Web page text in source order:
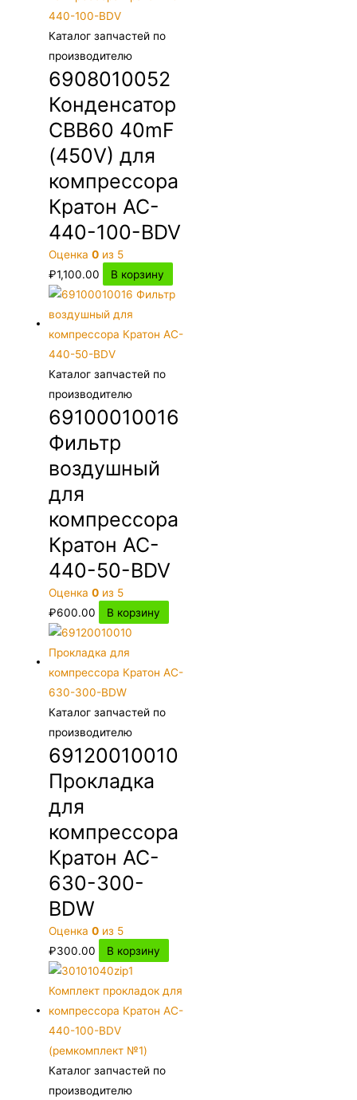
Каталог запчастей по
производителю
6908010052
Конденсатор
CBB60 40mF
(450V) для
компрессора
Кратон AC-
440-100-BDV
Оценка0 из 5
₽1,100.00 В корзину
Каталог запчастей по
производителю
69100010016
Фильтр
воздушный
для
компрессора
Кратон AC-
440-50-BDV
Оценка0 из 5
₽600.00 В корзину
Каталог запчастей по
производителю
69120010010
Прокладка
для
компрессора
Кратон AC-
630-300-
BDW
Оценка0 из 5
₽300.00 В корзину
Каталог запчастей по
производителю